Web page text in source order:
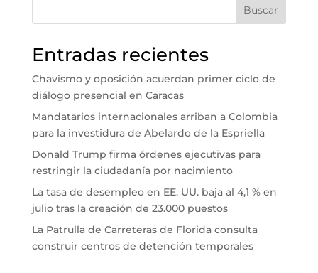
Buscar
Entradas recientes
Chavismo y oposición acuerdan primer ciclo de
diálogo presencial en Caracas
Mandatarios internacionales arriban a Colombia
para la investidura de Abelardo de la Espriella
Donald Trump firma órdenes ejecutivas para
restringir la ciudadanía por nacimiento
La tasa de desempleo en EE. UU. baja al 4,1 % en
julio tras la creación de 23.000 puestos
La Patrulla de Carreteras de Florida consulta
construir centros de detención temporales